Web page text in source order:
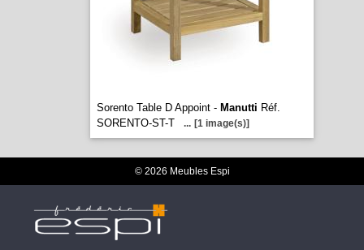
Sorento Table D Appoint - Manutti Réf.
SORENTO-ST-T
... [1 image(s)]
© 2026 Meubles Espi